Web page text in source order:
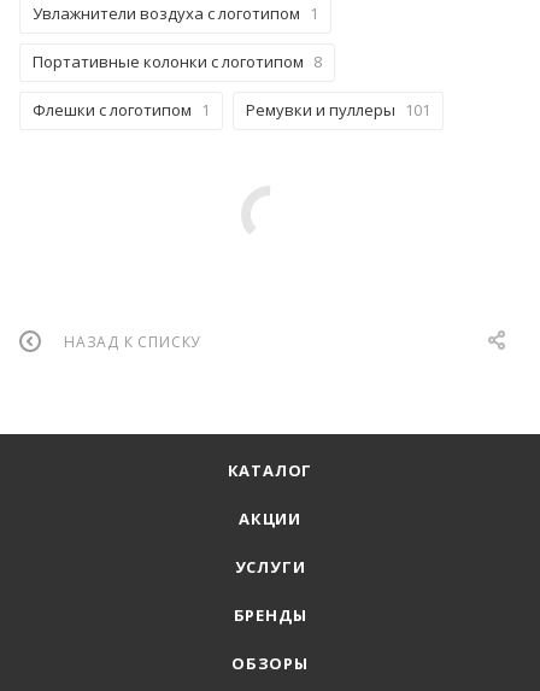
Увлажнители воздуха с логотипом 1
Портативные колонки с логотипом 8
Флешки с логотипом 1 Ремувки и пуллеры 101
НАЗАД К СПИСКУ
КАТАЛОГ
АКЦИИ
УСЛУГИ
БРЕНДЫ
ОБЗОРЫ